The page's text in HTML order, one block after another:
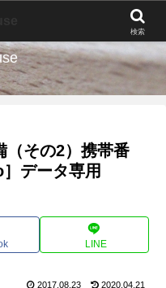
（その2）携帯番
データ専用
LINE
2017.08.23 2020.04.21
検索